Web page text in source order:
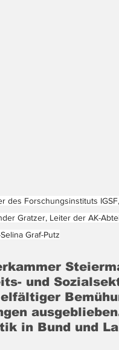
des Forschungsinstituts
Gratzer, Leiter der AK-
Graf-Putz
und
in Bund und